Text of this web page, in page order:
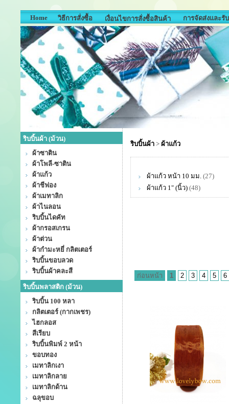
Home วิธีการสั่งซื้อ เงื่อนไขการสั่งซื้อสินค้า การจัดส่งและรั
ริบบิ้นผ้า (ม้วน)
ผ้าซาติน
ผ้าโพลี-ซาติน
ผ้าแก้ว
ผ้าชีฟอง
ผ้าเมทาลิก
ผ้าไนลอน
ริบบิ้นไดคัท
ผ้ากรอสเกรน
ผ้าต่วน
ผ้ากำมะหยี่ กลิตเตอร์
ริบบิ้นขอบลวด
ริบบิ้นผ้าคละสี
ริบบิ้นพลาสติก (ม้วน)
ริบบิ้น 100 หลา
กลิตเตอร์ (กากเพชร)
ไฮกลอส
สีเรียบ
ริบบิ้นพิมพ์ 2 หน้า
ขอบทอง
เมทาลิกเงา
เมทาลิกลาย
เมทาลิกด้าน
ฉลุขอบ
ริบบิ้นผ้า > ผ้าแก้ว
ผ้าแก้ว หน้า 10 มม. (27)
ผ้าแก้ว 1" (นิ้ว) (48)
ก่อนหน้า 1 2 3 4 5 6